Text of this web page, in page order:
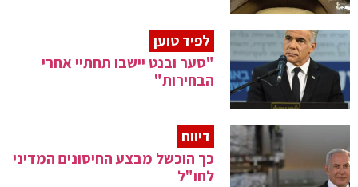
לפיד טוען
"סער ובנט יישבו תחתיי אחרי
הבחירות"
דיווח
כך הוכשל מבצע החיסונים המדיני
לחו"ל